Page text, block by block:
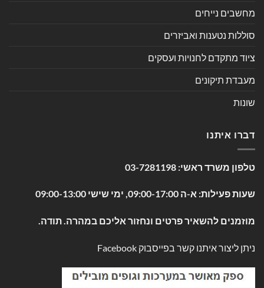
מחשבים נייחים
סוללות נטענות ואביזרים
ציוד מתקדם לחנויות ועסקים
מעבדת תיקונים
שונות
דברו איתנו
טלפון משרד ראשי: 03-7281198
שעות פעילות: א-ה 09:00-17:00, ימי שישי 09:00-13:00
מוזמנים להשאיר פרטים ונחזור אליכם במהרה. תודה.
ניתן ליצור איתנו קשר בפייסבוק Facebook